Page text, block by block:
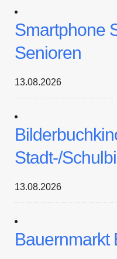
Smartphone
Senioren
13.08.2026
Stadt-/
13.08.2026
Bauernmarkt